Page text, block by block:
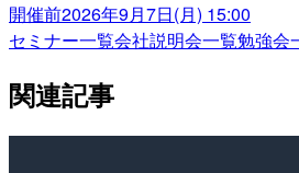
開催前2026年9月7日(月) 15:00
セミナー一覧会社説明会一覧勉強会
関連記事